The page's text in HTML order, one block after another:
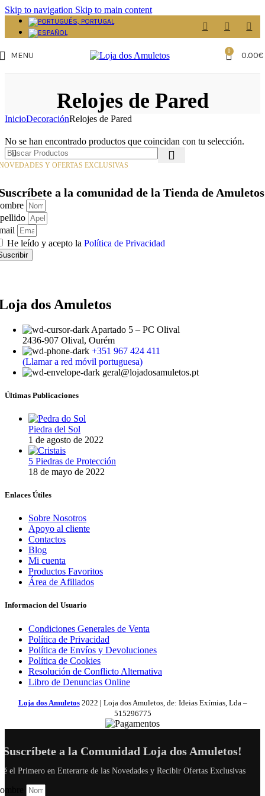
Skip to navigation Skip to main content
MENU 0 0.00€
Relojes de Pared
InicioDecoraciónRelojes de Pared
No se han encontrado productos que coincidan con tu selección.
Y OFERTAS EXCLUSIVAS
a la comunidad de la Tienda de Amuletos
He leído y acepto la Política de Privacidad
dos Amuletos
Apartado 5 – PC Olival
2436-907 Olival, Ourém
+351 967 424 411
(Llamar a red móvil portuguesa)
geral@lojadosamuletos.pt
Últimas Publicaciones
Piedra del Sol
1 de agosto de 2022
5 Piedras de Protección
18 de mayo de 2022
Enlaces Útiles
Sobre Nosotros
Apoyo al cliente
Contactos
Blog
Mi cuenta
Productos Favoritos
Área de Afiliados
Informacion del Usuario
Condiciones Generales de Venta
Política de Privacidad
Política de Envíos y Devoluciones
Política de Cookies
Resolución de Conflicto Alternativa
Libro de Denuncias Online
Loja dos Amuletos 2022 | Loja dos Amuletos, de: Ideias Exímias, Lda –
515296775
a la Comunidad Loja dos Amuletos!
el Primero en Enterarte de las Novedades y Recibir Ofertas Exclusivas